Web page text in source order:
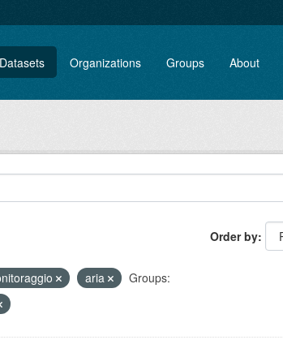
Datasets Organizations Groups About
Order by
aria
Groups: